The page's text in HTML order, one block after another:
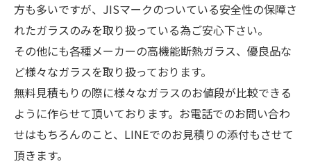
方も多いですが、JISマークのついている安全性の保障さ
れたガラスのみを取り扱っている為ご安心下さい。
その他にも各種メーカーの高機能断熱ガラス、優良品な
ど様々なガラスを取り扱っております。
無料見積もりの際に様々なガラスのお値段が比較できる
ように作らせて頂いております。お電話でのお問い合わ
せはもちろんのこと、LINEでのお見積りの添付もさせて
頂きます。